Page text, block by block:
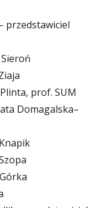
przedstawiciel
prof. SUM
Domagalska–